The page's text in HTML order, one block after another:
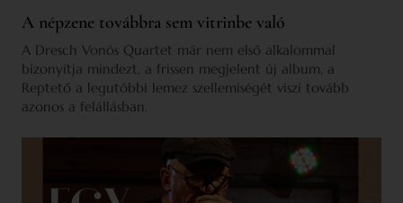
A népzene továbbra sem vitrinbe való
A Dresch Vonós Quartet már nem első alkalommal
bizonyítja mindezt, a frissen megjelent új album, a
Reptető a legutóbbi lemez szellemiségét viszi tovább
azonos a felállásban.